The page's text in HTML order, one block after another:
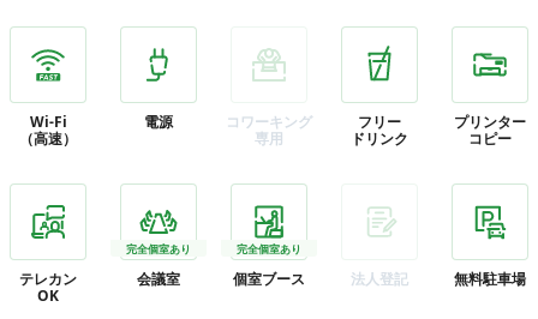
Wi-Fi
（高速）
電源
コワーキング
専用
フリー
ドリンク
プリンター
コピー
テレカン
OK
会議室
完全個室あり
個室ブース
完全個室あり
法人登記 無料駐車場